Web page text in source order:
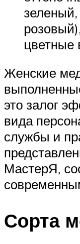
цветные
Женские
это залог
вида
службы и
МастерЯ,
Сорта